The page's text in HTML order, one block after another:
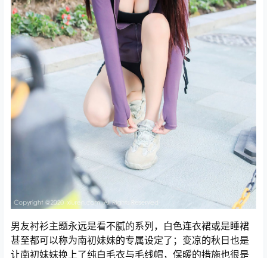
男友衬衫主题永远是看不腻的系列，白色连衣裙或是睡裙
甚至都可以称为南初妹妹的专属设定了；变凉的秋日也是
让南初妹妹换上了纯白毛衣与毛线帽，保暖的措施也很是